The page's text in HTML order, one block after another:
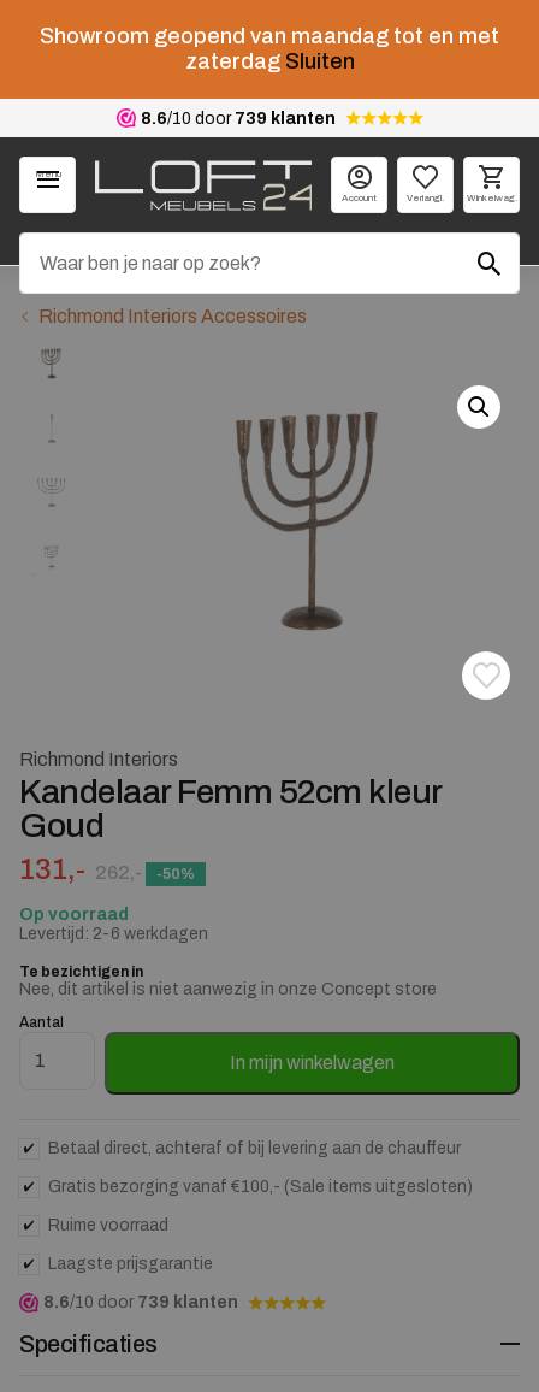
Showroom geopend van maandag tot en met
zaterdag Sluiten
8.6/10 door 739 klanten
Menu
Account Verlangl. Winkelwag.
Richmond Interiors Accessoires
Richmond Interiors
Kandelaar Femm 52cm kleur
Goud
262,-
Oorspronkelijke prijs was: 262,-.
131,-
Huidige prijs is: 131,-.
-50%
Op voorraad
Levertijd: 2-6 werkdagen
Te bezichtigen in
Nee, dit artikel is niet aanwezig in onze Concept store
Aantal
Kandelaar Femm 52cm kleur Goud aantal
In mijn winkelwagen
Betaal direct, achteraf of bij levering aan de chauffeur
Gratis bezorging vanaf €100,- (Sale items uitgesloten)
Ruime voorraad
Laagste prijsgarantie
8.6/10 door 739 klanten
Specificaties